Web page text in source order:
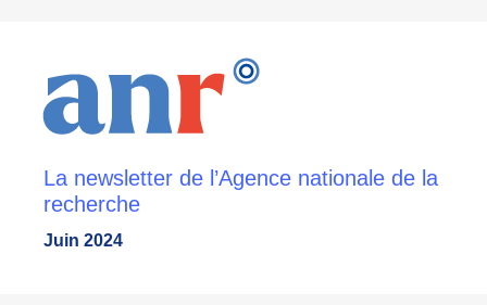
La newsletter de l’Agence nationale de la
recherche
Juin 2024